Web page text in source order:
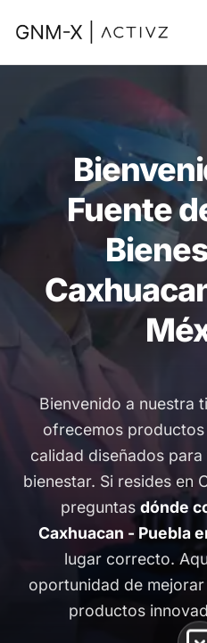
Fuente
Bienvenido a nuestra
ofrecemos
calidad diseñados
bienestar. Si resides en
preguntas dónde
Caxhuacan - Puebla
lugar correcto.
oportunidad de
productos